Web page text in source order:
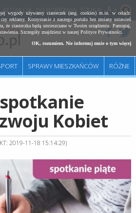
wygody używamy ciasteczek (ang. cookies) m.in. w celach:
reklamy. Korzystanie z naszego portalu bez zmiany ustawień
że ciasteczka będą umieszczane w Twoim urządzeniu. Pamiętaj,
Szczegóły znajdziesz w naszej Polityce Prywatności
OK, rozumiem. Nie informuj mnie o tym więcej
REDAKCJA DO POBRANIA SZUKAJ A
SPRAWY MIESZKAŃCÓW RÓŻNE
Kobiet
2019-11-18 15:14:29)